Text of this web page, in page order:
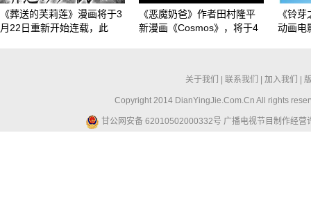
《葬送的芙莉莲》漫画将于3
月22日重新开始连载，此
《恶魔奶爸》作者田村隆平
新漫画《Cosmos》，将于4
《铃
动画电
关于我们 联系我们 加入我们
Copyright 2014 DianYingJie.Com.Cn All rights
甘公网安备 62010502000332号 广播电视节目制作经